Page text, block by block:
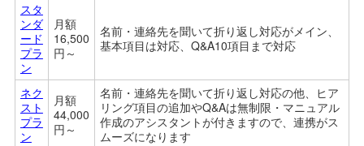
スタ
ンダ
ード
プラ
ン
月額
16,500
円～
名前・連絡先を聞いて折り返し対応がメイン、
基本項目は対応、Q&A10項目まで対応
ネク
スト
プラ
ン
月額
44,000
円～
名前・連絡先を聞いて折り返し対応の他、ヒア
リング項目の追加やQ&Aは無制限・マニュアル
作成のアシスタントが付きますので、連携がス
ムーズになります